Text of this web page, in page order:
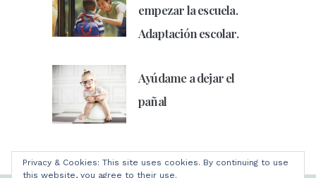
empezar la escuela.
Adaptación escolar.
Ayúdame a dejar el
pañal
Privacy & Cookies: This site uses cookies. By continuing to use
this website, you agree to their use.